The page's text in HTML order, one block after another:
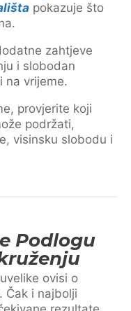
pokazuje što
zahtjeve
i slobodan
na vrijeme.
provjerite koji
podržati,
visinsku slobodu i
Podlogu
ovisi o
Čak i najbolji